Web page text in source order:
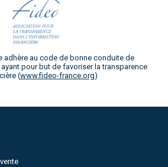
adhère au code de bonne conduite de
pour but de favoriser la transparence
(www.fideo-france.org)